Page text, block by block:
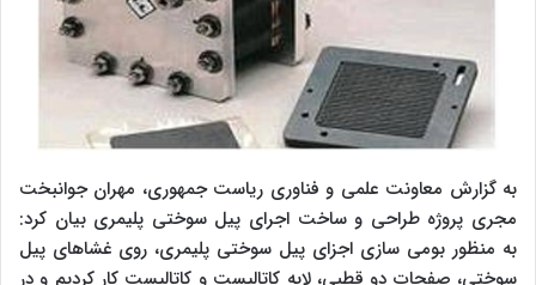
به گزارش معاونت علمی و فناوری ریاست جمهوری، مهران جوانبخت
مجری پروژه طراحی و ساخت اجرای پیل سوختی پلیمری بیان کرد:
به منظور بومی سازی اجزای پیل سوختی پلیمری، روی غشاهای پیل
سوختی، صفحات دو قطبی، لایه کاتالیست و کاتالیست کار کردیم و در